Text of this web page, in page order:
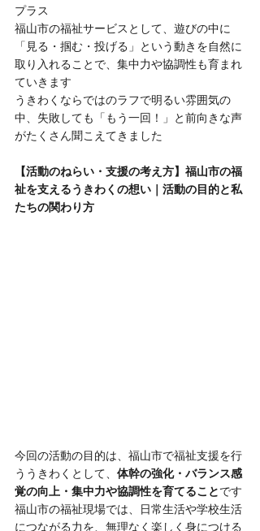
プラス
福山市の福祉サービスとして、遊びの中に
「見る・掴む・投げる」という動きを自然に
取り入れることで、集中力や協調性も育まれ
ていきます
うきわくならではのラフで明るい雰囲気の
中、失敗しても「もう一回！」と前向きな声
がたくさん聞こえてきました
【活動のねらい・支援の考え方】福山市の福
祉を支えるうきわくの想い｜活動の目的と私
たちの関わり方
今回の活動の目的は、福山市で福祉支援を行
ううきわくとして、 体幹の強化・バランス感
覚の向上・集中力や協調性を育てること です
福山市の福祉現場では、日常生活や学校生活
につながる力を、無理なく楽しく身につける